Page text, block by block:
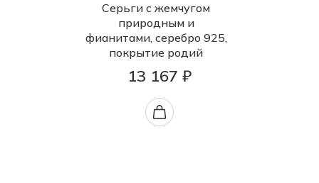
Серьги с жемчугом
природным и
фианитами, серебро 925,
покрытие родий
13 167 ₽